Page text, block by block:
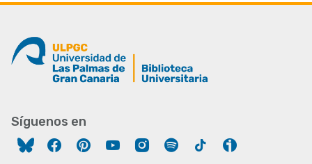
Síguenos en
FacebookPinterestYouTubeInstagram
Spotify Tiktok